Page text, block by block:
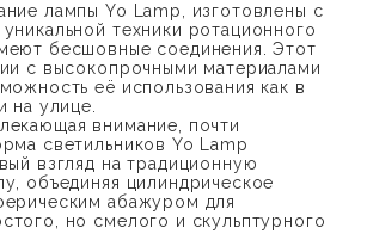
лампы Yo Lamp, изготовлены с
техники ротационного
бесшовные соединения. Этот
с высокопрочными материалами
её использования как в
на улице.
внимание, почти
светильников Yo Lamp
взгляд на традиционную
объединяя цилиндрическое
абажуром для
но смелого и скульптурного